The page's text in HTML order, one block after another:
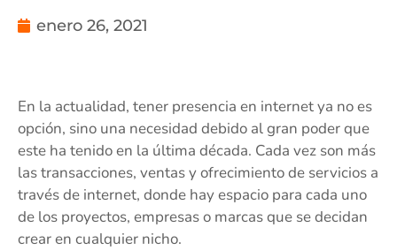
enero 26, 2021
En la actualidad, tener presencia en internet ya no es
opción, sino una necesidad debido al gran poder que
este ha tenido en la última década. Cada vez son más
las transacciones, ventas y ofrecimiento de servicios a
través de internet, donde hay espacio para cada uno
de los proyectos, empresas o marcas que se decidan
crear en cualquier nicho.